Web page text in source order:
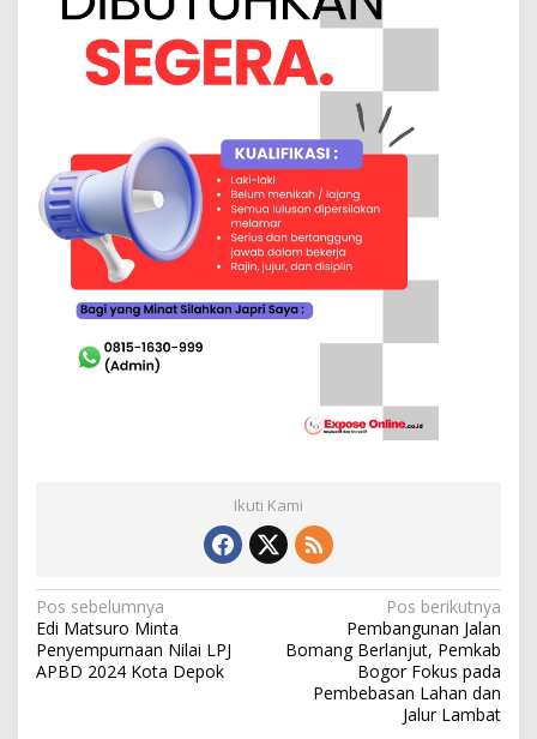
Ikuti Kami
N
a
v
Pos sebelumnya
Edi Matsuro Minta
Penyempurnaan Nilai LPJ
APBD 2024 Kota Depok
Pos berikutnya
Pembangunan Jalan
Bomang Berlanjut, Pemkab
Bogor Fokus pada
Pembebasan Lahan dan
Jalur Lambat